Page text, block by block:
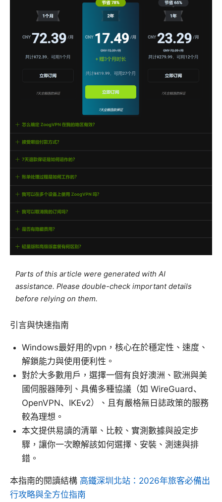
Parts of this article were generated with AI
assistance. Please double-check important details
before relying on them.
引言與快速指南
Windows最好用的vpn，核心在於穩定性、速度、
解鎖能力與使用便利性。
對於大多數用戶，選擇一個有良好澳洲、歐洲與美
國伺服器陣列、具備多種協議（如 WireGuard、
OpenVPN、IKEv2）、且有嚴格無日誌政策的服務
較為理想。
本文提供易讀的清單、比較、實測數據與設定步
驟，讓你一次瞭解該如何選擇、安裝、測速與排
錯。
本指南的閱讀結構 高鐵深圳北站：2026年旅客必備出
行攻略與全方位指南